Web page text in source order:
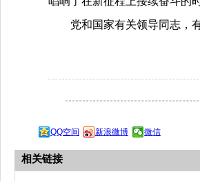
党和国家有关领导同志，
QQ空间 新浪微博 微信
相关链接